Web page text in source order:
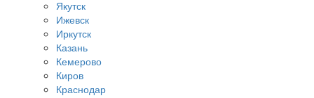
Якутск
Ижевск
Иркутск
Казань
Кемерово
Киров
Краснодар